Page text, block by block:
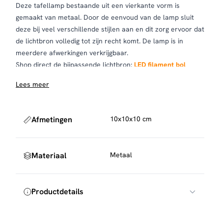
Deze tafellamp bestaande uit een vierkante vorm is
gemaakt van metaal. Door de eenvoud van de lamp sluit
deze bij veel verschillende stijlen aan en dit zorg ervoor dat
de lichtbron volledig tot zijn recht komt. De lamp is in
meerdere afwerkingen verkrijgbaar.
Shop direct de bijpassende lichtbron: LED filament bol
Bekijk hier al onze lichtbronnen.
Lees meer
Afmetingen 10x10x10 cm
Materiaal Metaal
Productdetails